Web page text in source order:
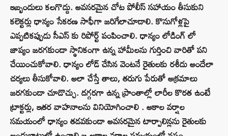
ఇబ్బందులు కలగొద్దు. అవసరమైన చోట పోలీస్ సహాయం తీసుకుని
కలెక్టర్లు ధాన్యం సేకరణ సాఫీగా జరిగేలాచూడాలి. కొనుగోళ్లపై
ఎప్పటికప్పుడు సీఎస్ కు రిపోర్ట్ పంపించాలి. ధాన్యం లోడింగ్ లో
జాప్యం జరగకుండా స్థానికంగా ఉన్న హామీలను గుర్తించి వారితో పని
చేయించుకోవాలి. ధాన్యం లోడ్ చేసిన వెంటనే రైతులకు రశీదు అందేలా
చర్యలు తీసుకోవాలి. అలా చేస్తే తాలు, తరుగు పేరుతో అక్రమాలు
జరగకుండా చూడొచ్చు. దగ్గరగా ఉన్న ప్రాంతాల్లో లారీల కొరత ఉంటే
ట్రాక్టర్లు, ఇతర వాహనాలను వినియోగించాలి . అకాల వర్షాల
సమయంలో ధాన్యం తడవకుండా అవసరమైన టార్పాలిన్లను రైతులకు